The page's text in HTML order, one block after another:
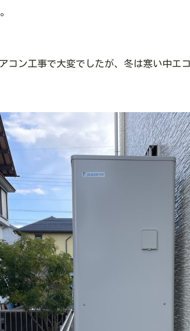
ン工事で大変でしたが、冬は寒い中エ